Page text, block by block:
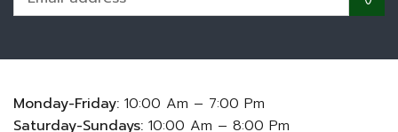
Monday-Friday: 10:00 Am – 7:00 Pm
Saturday-Sundays: 10:00 Am – 8:00 Pm